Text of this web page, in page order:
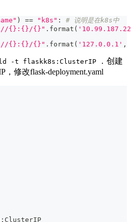
) == "k8s" :
# 说明是在k8s中
{}:{}/{}" . format (
{}:{}/{}" . format ( '127.0.0.1' ,
-t flaskk8s:ClusterIP . 创建
，修改flask-deployment.yaml
: ClusterIP